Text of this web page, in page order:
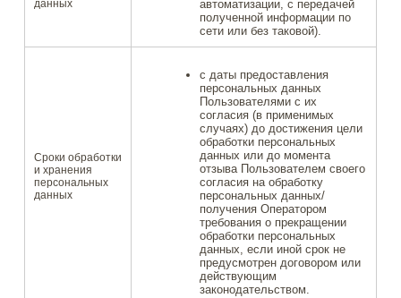
данных
автоматизации, с передачей
полученной информации по
сети или без таковой).
Сроки обработки
и хранения
персональных
данных
с даты предоставления
персональных данных
Пользователями с их
согласия (в применимых
случаях) до достижения цели
обработки персональных
данных или до момента
отзыва Пользователем своего
согласия на обработку
персональных данных/
получения Оператором
требования о прекращении
обработки персональных
данных, если иной срок не
предусмотрен договором или
действующим
законодательством.